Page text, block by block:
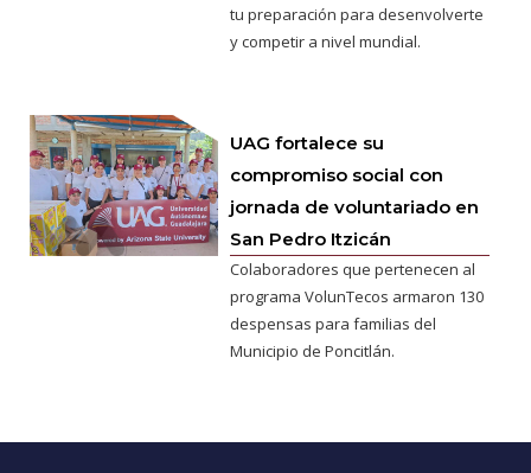
tu preparación para desenvolverte
y competir a nivel mundial.
UAG fortalece su
compromiso social con
jornada de voluntariado en
San Pedro Itzicán
Colaboradores que pertenecen al
programa VolunTecos armaron 130
despensas para familias del
Municipio de Poncitlán.